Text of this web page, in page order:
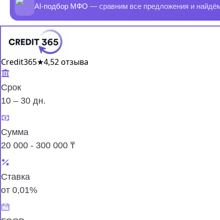
AI-подбор МФО — сравним все предложения и
Credit365★4,52 отзыва
Срок
10 – 30 дн.
Сумма
20 000 - 300 000 ₸
Ставка
от 0,01%